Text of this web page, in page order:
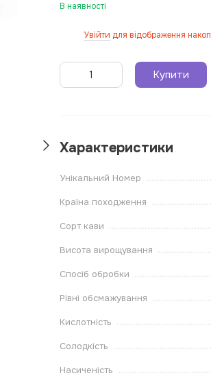
В наявності
Увійти для відображення
Купити
Характеристики
Унікальний Номер
Країна походження
Сорт кави
Висота вирощування
Спосіб обробки
Рівні обсмажування
Кислотність
Солодкість
Насиченість